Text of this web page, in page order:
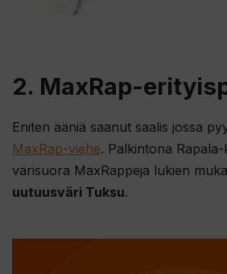
2. MaxRap-
Eniten ääniä saanut saalis jossa
MaxRap-viehe. Palkintona
värisuora MaxRappeja lukien
uutuusväri Tuksu.